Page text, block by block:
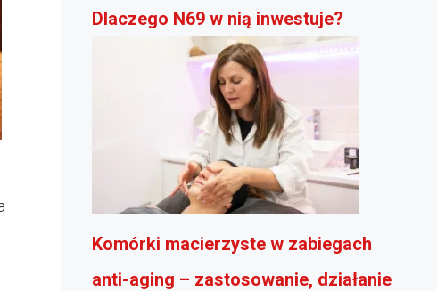
Dlaczego N69 w nią inwestuje?
Komórki macierzyste w zabiegach
anti-aging – zastosowanie, działanie